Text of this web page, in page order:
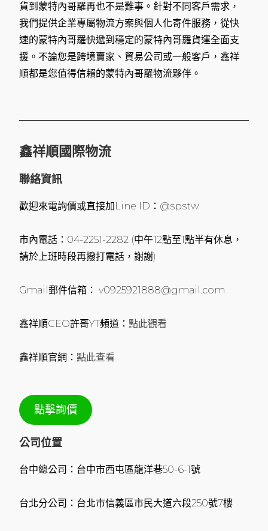
貨到蒙特內哥羅再也不是難事。針對不同客戶需求，
我們提供企業專屬物流方案與個人化寄件服務，從快
速的蒙特內哥羅快遞到穩定的蒙特內哥羅貨運全面支
援。不論您是跨境賣家、貿易公司或一般客戶，鑫祥
順都是您值得信賴的蒙特內哥羅物流夥伴。
鑫祥順國際物流
聯絡資訊
歡迎來電詢價或直接加Line ID：@spstw
市內電話：04-2251-2282 (中午12點至1點半有休息，
請於上班時段再撥打電話，謝謝)
Gmail郵件信箱： v0925921888@gmail.com
鑫祥順CEO許哥YT頻道：點此觀看
鑫祥順官網：點此查看
點擊詢價
公司位置
台中總公司：台中市西屯區龍洋巷50-6-1號
台北分公司：台北市信義區市民大道六段250號7樓